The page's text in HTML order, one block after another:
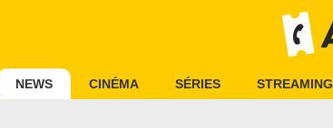
NEWS CINÉMA SÉRIES STREAMING